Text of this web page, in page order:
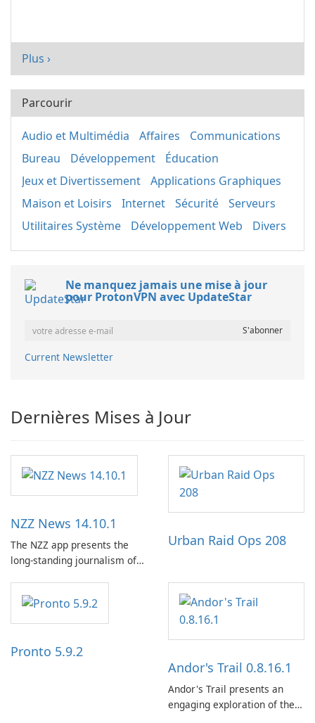
Plus ›
Parcourir
Audio et Multimédia Affaires
Communications
Bureau
Développement
Éducation
Jeux et Divertissement
Applications Graphiques
Maison et Loisirs
Internet Sécurité
Serveurs
Utilitaires Système
Développement Web Divers
Ne manquez jamais une mise à jour
pour ProtonVPN avec UpdateStar
Current Newsletter
Dernières Mises à Jour
NZZ News 14.10.1
The NZZ app presents the
long-standing journalism of
and a liberal outlook that
embraces diverse opinion.
Urban Raid Ops 208
Pronto 5.9.2
Andor's Trail 0.8.16.1
Andor's Trail presents an
engaging exploration of the